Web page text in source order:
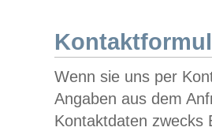
Wenn sie uns per
Angaben aus dem
Kontaktdaten zwecks